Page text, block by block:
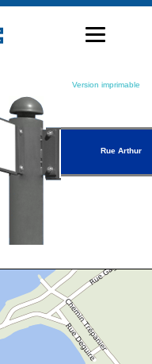
Version imprimable
Rue Arthur